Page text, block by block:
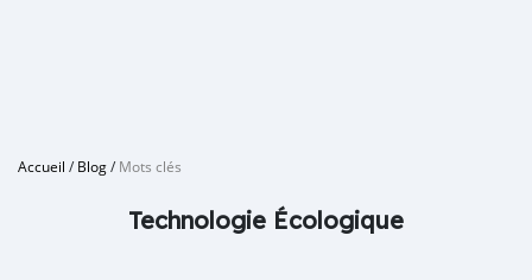
Accueil /Blog/Mots clés
Technologie Écologique